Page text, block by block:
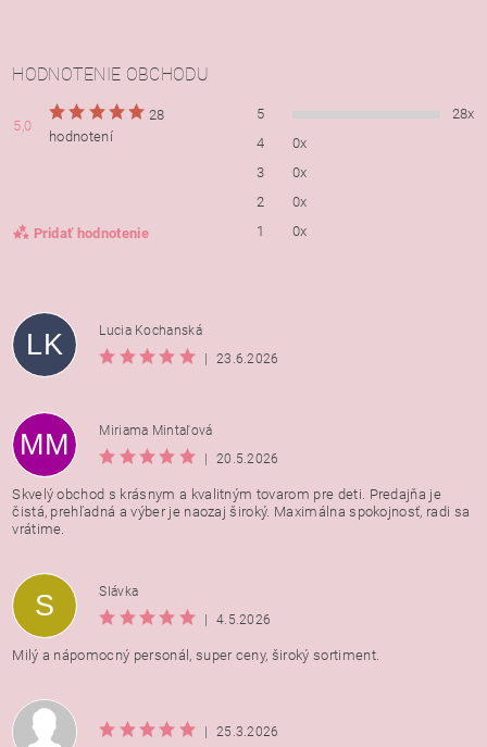
HODNOTENIE OBCHODU
5,0
28
hodnotení
Pridať hodnotenie
5
28x
4
0x
3
0x
2
0x
1
0x
Vložením hodnotenie súhlasíte s
osobných údajov
LK
Lucia Kochanská
23.6.2026
MM
Miriama Mintaľová
20.5.2026
Skvelý obchod s krásnym a kvalitným tovarom pre deti. Predajňa je
čistá, prehľadná a výber je naozaj široký. Maximálna spokojnosť, radi sa
vrátime.
S
Slávka
4.5.2026
Milý a nápomocný personál, super ceny, široký sortiment.
25.3.2026